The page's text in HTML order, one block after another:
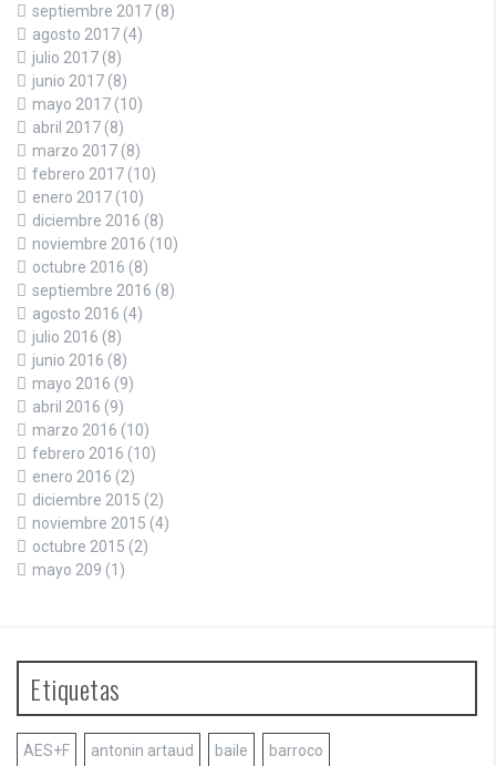
septiembre 2017 (8)
agosto 2017 (4)
julio 2017 (8)
junio 2017 (8)
mayo 2017 (10)
abril 2017 (8)
marzo 2017 (8)
febrero 2017 (10)
enero 2017 (10)
diciembre 2016 (8)
noviembre 2016 (10)
octubre 2016 (8)
septiembre 2016 (8)
agosto 2016 (4)
julio 2016 (8)
junio 2016 (8)
mayo 2016 (9)
abril 2016 (9)
marzo 2016 (10)
febrero 2016 (10)
enero 2016 (2)
diciembre 2015 (2)
noviembre 2015 (4)
octubre 2015 (2)
mayo 209 (1)
Etiquetas
AES+F antonin artaud baile barroco